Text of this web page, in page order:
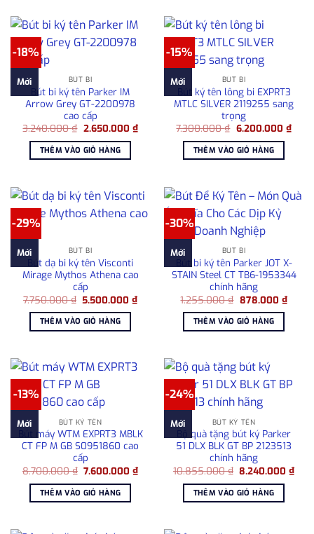
-18%
Mới BÚT BI
Bút bi ký tên Parker IM
Arrow Grey GT-2200978
cao cấp
3.240.000₫ Giá
là:
3.240.000 ₫.
2.650.000 ₫Giá
hiện
2.650.000 ₫.
THÊM VÀO GIỎ HÀNG
-15%
Mới BÚT BI
Bút ký tên lông bi EXPRT3
MTLC SILVER 2119255 sang
trọng
7.300.000₫ Giá
là:
7.300.000 ₫.
6.200.000 ₫Giá
hiện
THÊM VÀO GIỎ HÀNG
-29%
Mới BÚT BI
Bút dạ bi ký tên Visconti
Mirage Mythos Athena cao
cấp
7.750.000₫ Giá
là:
7.750.000 ₫.
5.500.000₫Giá
hiện
5.500.000 ₫.
THÊM VÀO GIỎ HÀNG
-30%
Mới BÚT BI
Bút bi ký tên Parker JOT X-
STAIN Steel CT TB6-1953344
chính hãng
1.255.000₫ Giá
là:
1.255.000 ₫.
878.000 ₫Giá
hiện
THÊM VÀO GIỎ HÀNG
-13%
Mới BÚT KÝ TÊN
Bút máy WTM EXPRT3 MBLK
CT FP M GB S0951860 cao
cấp
8.700.000₫ Giá
là:
8.700.000 ₫.
7.600.000₫Giá
hiện
7.600.000 ₫.
THÊM VÀO GIỎ HÀNG
-24%
Mới BÚT KÝ TÊN
Bộ quà tặng bút ký Parker
51 DLX BLK GT BP 2123513
chính hãng
10.855.000₫ Giá
là:
10.855.000 ₫.
8.240.000₫Giá
hiện
THÊM VÀO GIỎ HÀNG